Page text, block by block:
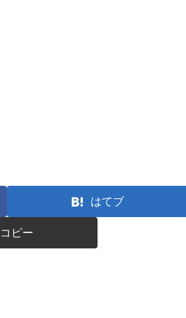
はてブ
コピー